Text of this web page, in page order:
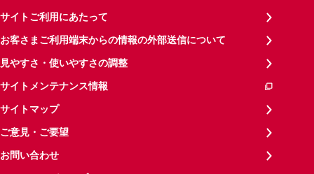
サイトご利用にあたって
お客さまご利用端末からの情報の外部送信について
見やすさ・使いやすさの調整
サイトメンテナンス情報
サイトマップ
ご意見・ご要望
お問い合わせ